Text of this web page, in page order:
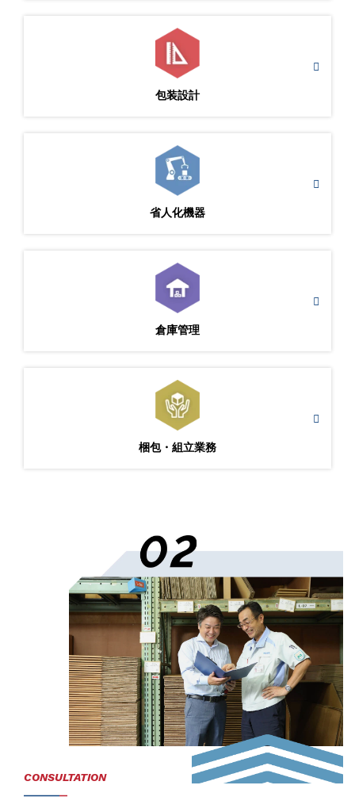
包装設計
省人化機器
倉庫管理
梱包・組立業務
CONSULTATION